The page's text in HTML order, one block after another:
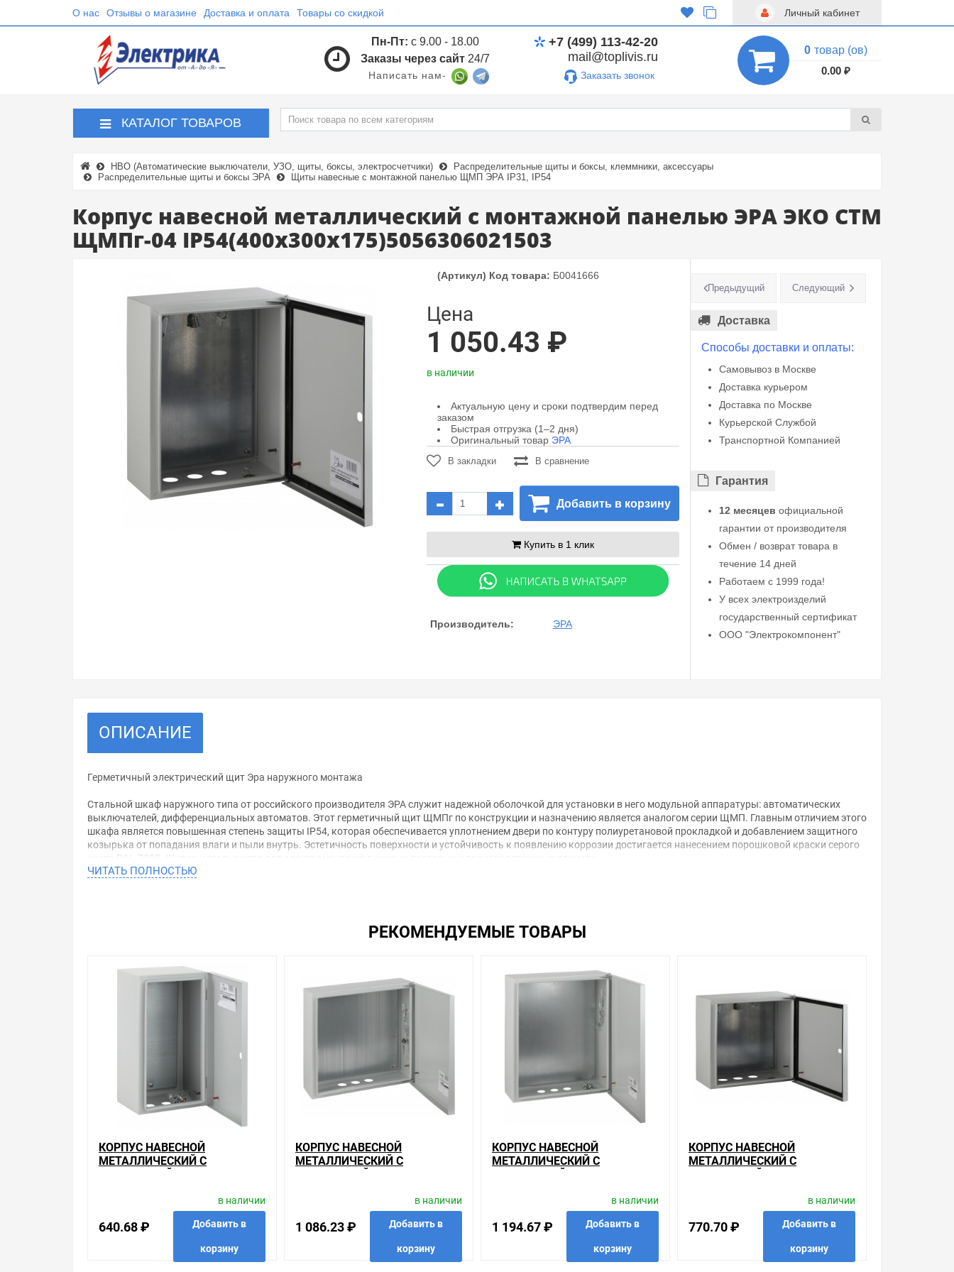
О нас Отзывы о магазине Доставка и оплата Товары со скидкой Личный кабинет
Пн-Пт: с 9.00 - 18.00
Заказы через сайт 24/7
Написать нам-
+7 (499) 113-42-20
mail@toplivis.ru
Заказать звонок
0 товар (ов)
0.00 ₽
КАТАЛОГ ТОВАРОВ
НВО (Автоматические выключатели, УЗО, щиты, боксы, электросчетчики)
Распределительные щиты и боксы, клеммники, аксессуары
Распределительные щиты и боксы ЭРА
Щиты навесные с монтажной панелью ЩМП ЭРА IP31, IP54
Корпус навесной металлический с монтажной панелью ЭРА ЭКО СТМ
ЩМПг-04 IP54(400х300х175)5056306021503
(Артикул) Код товара: Б0041666
Цена
1 050.43 ₽
в наличии
Актуальную цену и сроки подтвердим перед
заказом
Быстрая отгрузка (1–2 дня)
Оригинальный товар ЭРА
В закладки В сравнение
Добавить в корзину
Купить в 1 клик
Производитель: ЭРА
Предыдущий Следующий
Доставка
Способы доставки и оплаты:
Самовывоз в Москве
Доставка курьером
Доставка по Москве
Курьерской Службой
Транспортной Компанией
Гарантия
12 месяцев официальной
гарантии от производителя
Обмен / возврат товара в
течение 14 дней
Работаем с 1999 года!
У всех электроизделий
государственный сертификат
ООО "Электрокомпонент"
ОПИСАНИЕ
Герметичный электрический щит Эра наружного монтажа
Стальной шкаф наружного типа от российского производителя ЭРА служит надежной оболочкой для установки в него модульной аппаратуры: автоматических
выключателей, дифференциальных автоматов. Этот герметичный щит ЩМПг по конструкции и назначению является аналогом серии ЩМП. Главным отличием этого
шкафа является повышенная степень защиты IP54, которая обеспечивается уплотнением двери по контуру полиуретановой прокладкой и добавлением защитного
козырька от попадания влаги и пыли внутрь. Эстетичность поверхности и устойчивость к появлению коррозии достигается нанесением порошковой краски серого
цвета RAL-7035. Щиток используется для электромонтажа в жилых, торговых и производственных зданиях.
Монтажная панель съемного типа обеспечивает удобную установку оборудования, а также имеет отверстия для крепления бокса к стене с помощью надежных
Уважаемые покупатели.
Обращаем Ваше внимание, что размещенная на данном сайте справочная информация о товарах не является офертой, наличие и стоимость оборудования
необходимо уточнить у менеджеров, которые с удовольствием помогут Вам в выборе оборудования и оформлении на него заказа.
Производитель оставляет за собой право изменять внешний вид, технические характеристики и комплектацию без уведомления.
Цена на Корпус навесной металлический с монтажной панелью ЭРА ЭКО СТМ ЩМПг-04 IP54(400х300х175)5056306021503 , у нас всегда одни из лучших. Сравните с
прайсом в других магазинах, и вы поймете, что у нас оптимальное соотношение цены, качества и ассортимента. Перечень товаров, которые мы продаем,
насчитывает десятки тысяч позиций. На сайте можно найти как товары, пользующиеся повышенным спросом, так и то, что в других магазинах купить сложно.
Ассортимент – это то, чему мы уделяем особое внимание. Кроме того, ставка делается на безопасность и качество продукции. Так же цена - 1 050.43 ₽ может быть
для Вас и ниже так как у нас действуют хорошие скидки для оптовых покупателей.
Мы предлагаем большой выбор товаров из категории
Щиты навесные с монтажной панелью ЩМП ЭРА IP31, IP54
Весь товар сертифицирован, отвечает требованиям качества. Мы работаем с проверенными поставщиками, продаем товар от давно зарекомендовавших себя
брендов.
Быстрая доставка в любой город – несколько вариантов, вы всегда можете выбрать наиболее удобный. Корпус навесной металлический с монтажной панелью ЭРА
ЭКО СТМ ЩМПг-04 IP54(400х300х175)5056306021503 , можно получить в пункте выдачи, или заказать курьерскую доставку до двери. Закажите выгодную доставку
ЧИТАТЬ ПОЛНОСТЬЮ
РЕКОМЕНДУЕМЫЕ ТОВАРЫ
КОРПУС НАВЕСНОЙ
МЕТАЛЛИЧЕСКИЙ С
(410Х220Х175)5056306021367
640.68 ₽
в наличии
Добавить в
корзину
КОРПУС НАВЕСНОЙ
МЕТАЛЛИЧЕСКИЙ С
(400Х400Х175)5056306021404
1 086.23 ₽
в наличии
Добавить в
корзину
КОРПУС НАВЕСНОЙ
МЕТАЛЛИЧЕСКИЙ С
(500Х400Х175)5056306021411
1 194.67 ₽
в наличии
Добавить в
корзину
КОРПУС НАВЕСНОЙ
МЕТАЛЛИЧЕСКИЙ С
IP54(250Х300Х175)505630602
770.70 ₽
в наличии
Добавить в
корзину